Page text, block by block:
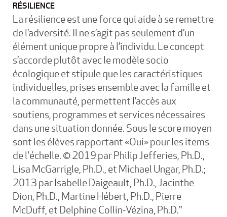
RÉSILIENCE
La résilience est une force qui aide à se remettre
de l’adversité. Il ne s’agit pas seulement d’un
élément unique propre à l’individu. Le concept
s’accorde plutôt avec le modèle socio
écologique et stipule que les caractéristiques
individuelles, prises ensemble avec la famille et
la communauté, permettent l’accès aux
soutiens, programmes et services nécessaires
dans une situation donnée. Sous le score moyen
sont les élèves rapportant «Oui» pour les items
de l'échelle. © 2019 par Philip Jefferies, Ph.D.,
Lisa McGarrigle, Ph.D., et Michael Ungar, Ph.D.;
2013 par Isabelle Daigeault, Ph.D., Jacinthe
Dion, Ph.D., Martine Hébert, Ph.D., Pierre
McDuff, et Delphine Collin-Vézina, Ph.D."